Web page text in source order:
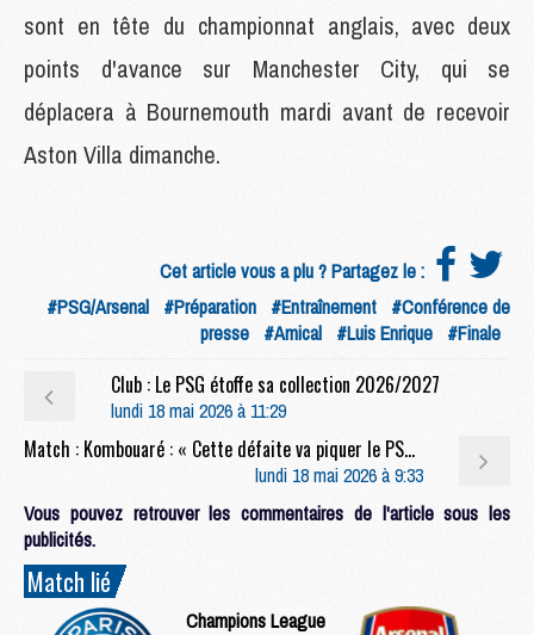
sont en tête du championnat anglais, avec deux
points d'avance sur Manchester City, qui se
déplacera à Bournemouth mardi avant de recevoir
Aston Villa dimanche.
Cet article vous a plu ? Partagez le :
#PSG/Arsenal #Préparation #Entraînement #Conférence de
presse #Amical #Luis Enrique #Finale
Club : Le PSG étoffe sa collection 2026/2027
lundi 18 mai 2026 à 11:29
Match : Kombouaré : « Cette défaite va piquer le PSG »
lundi 18 mai 2026 à 9:33
Vous pouvez retrouver les commentaires de l'article sous les
publicités.
Match lié
Champions League